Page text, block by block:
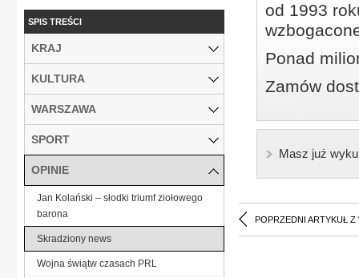
od 1993
Ponad
Zamów
Masz już
POPRZEDNI ARTYKUŁ Z
SPIS TREŚCI
KRAJ
KULTURA
WARSZAWA
SPORT
OPINIE
Jan Kolański – słodki triumf ziołowego
barona
Skradziony news
Wojna świątw czasach PRL